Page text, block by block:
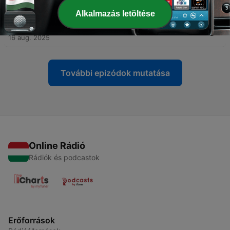
23 aug. 2025
65 - A nagy mű (2025. augusztus 16., szombat 12:05)
16 aug. 2025
További epizódok mutatása
Online Rádió
Rádiók és podcastok
Erőforrások
Alkalmazás letöltése